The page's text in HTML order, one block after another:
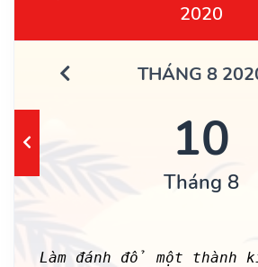
2020
THÁNG 8
10
Tháng 8
Làm đánh đổ một thành